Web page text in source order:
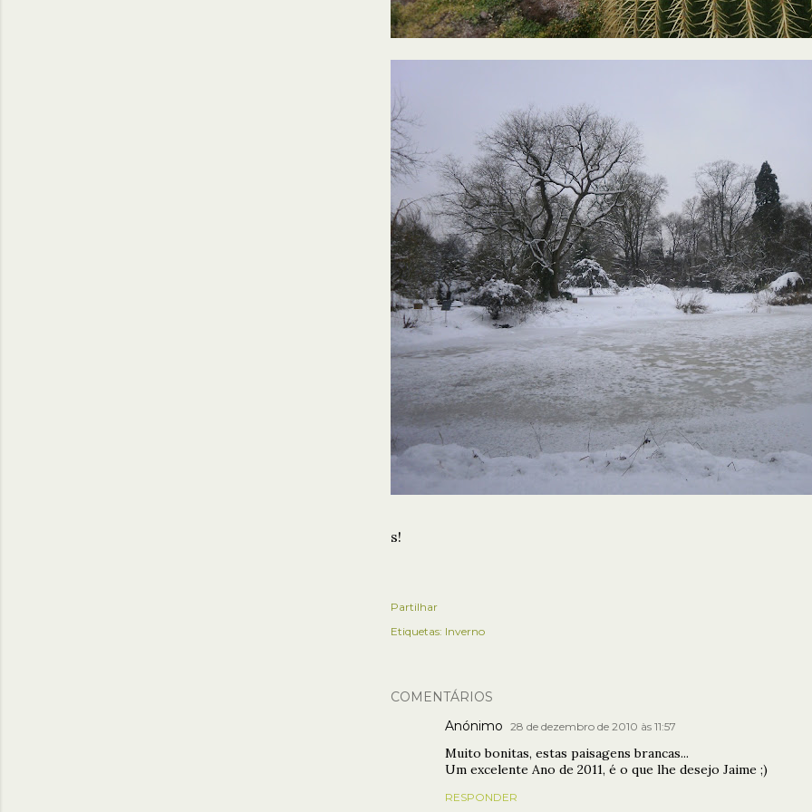
s!
Partilhar
Etiquetas: Inverno
COMENTÁRIOS
Anónimo 28 de dezembro de 2010 às 11:57
Muito bonitas, estas paisagens brancas...
Um excelente Ano de 2011, é o que lhe desejo Jaime ;)
RESPONDER